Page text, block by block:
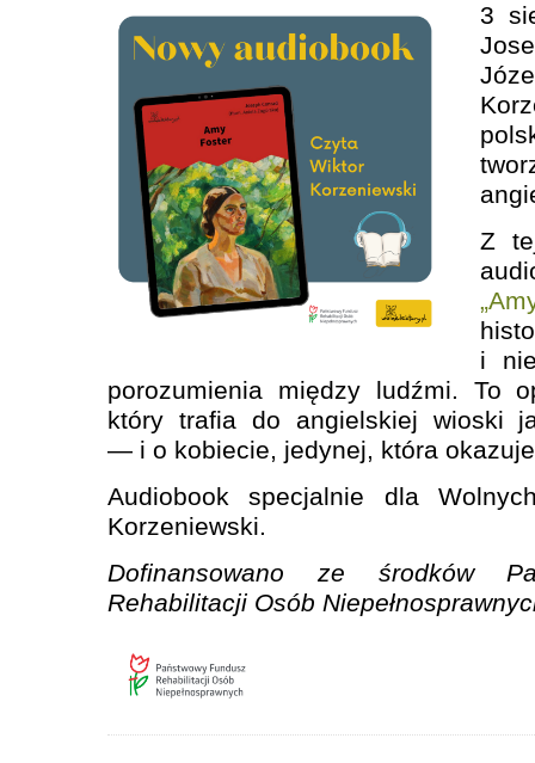
3
Z
i
porozumienia między ludźmi. To
który trafia do angielskiej wioski
— i o kobiecie, jedynej, która
Audiobook specjalnie dla
Korzeniewski.
Dofinansowano ze środków
Rehabilitacji Osób